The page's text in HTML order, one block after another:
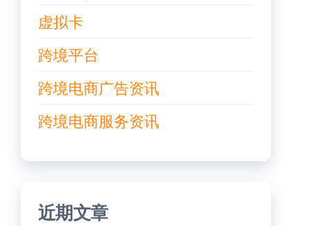
虚拟卡
跨境平台
跨境电商广告资讯
跨境电商服务资讯
近期文章